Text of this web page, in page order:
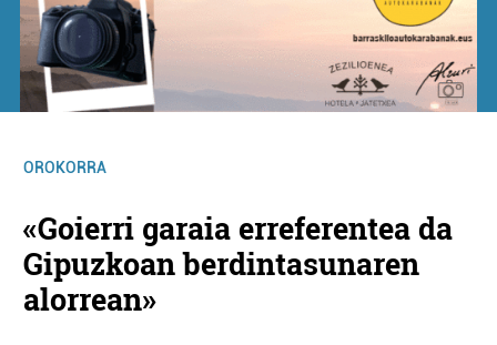
OROKORRA
«Goierri garaia erreferentea da
Gipuzkoan berdintasunaren
alorrean»